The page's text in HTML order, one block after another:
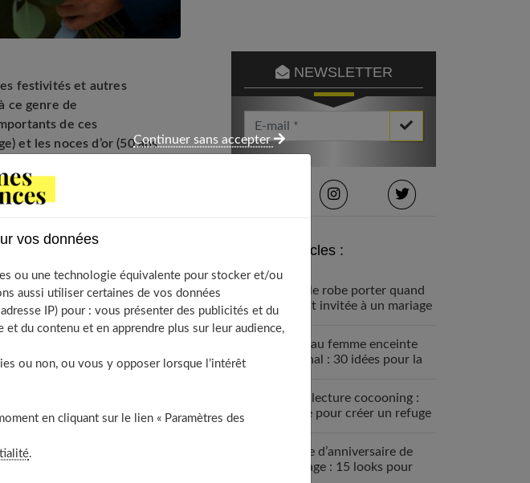
festivités et autres
ce genre de
de ces
et les noces d’or (50 ans
soi, tous les ans, ce bel
cadeau. Madame, de votre
de la fête. S'il y a de jeunes
la garde. De même pour
arriver, en dépit des
prenez toute
NEWSLETTER
Votre Email *
Derniers articles :
Quelle robe porter quand
on est invitée à un mariage
Cadeau femme enceinte
original : 30 idées pour la
Coin lecture cocooning :
guide pour créer un refuge
Tenue d’anniversaire de
mariage : 15 looks pour
vos données
ou une technologie équivalente pour stocker et/ou
aussi utiliser certaines de vos données
IP) pour : vous présenter des publicités et du
du contenu et en apprendre plus sur leur audience,
ou non, ou vous y opposer lorsque l’intérêt
en cliquant sur le lien « Paramètres des
.
Continuer sans accepter